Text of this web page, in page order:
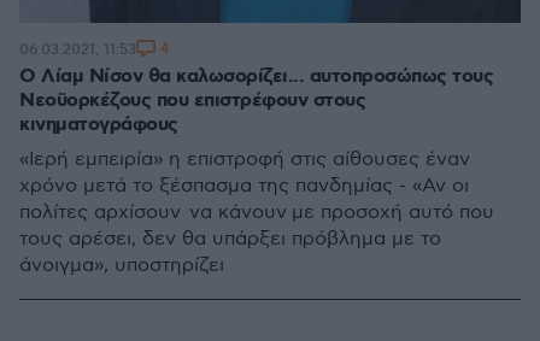
Ο Λίαμ Νίσον θα καλωσορίζει... αυτοπροσώπως τους
Νεοϋορκέζους που επιστρέφουν στους
κινηματογράφους
«Ιερή εμπειρία» η επιστροφή στις αίθουσες έναν
χρόνο μετά το ξέσπασμα της πανδημίας - «Αν οι
πολίτες αρχίσουν να κάνουν με προσοχή αυτό που
τους αρέσει, δεν θα υπάρξει πρόβλημα με το
άνοιγμα», υποστηρίζει
06.03.2021, 11:53 4